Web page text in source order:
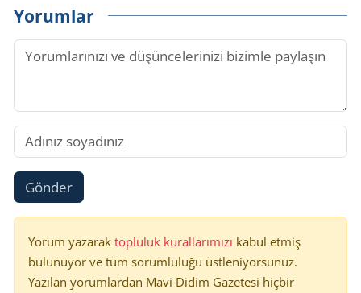
Yorumlar
Gönder
Yorum yazarak topluluk kurallarımızı kabul etmiş
bulunuyor ve tüm sorumluluğu üstleniyorsunuz.
Yazılan yorumlardan Mavi Didim Gazetesi hiçbir